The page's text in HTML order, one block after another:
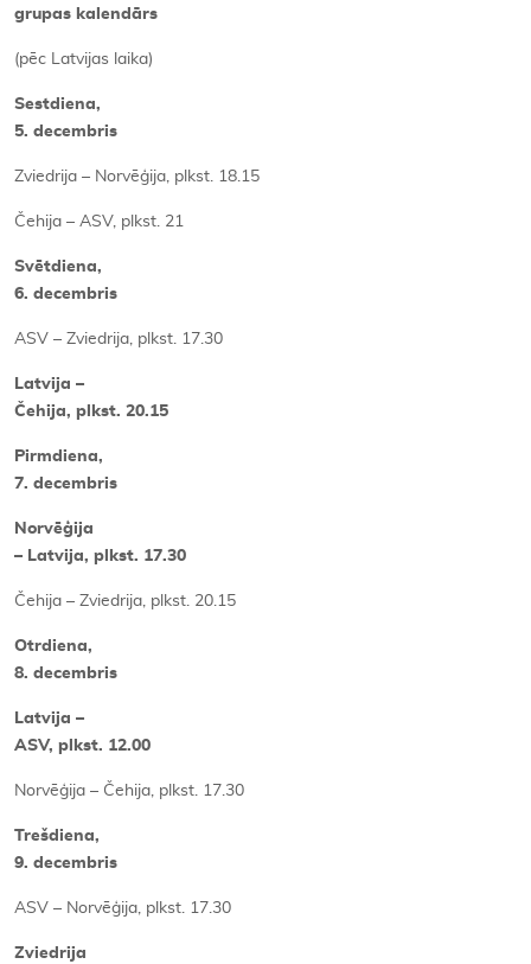
grupas kalendārs
(pēc Latvijas laika)
Sestdiena,
5. decembris
Zviedrija – Norvēģija, plkst. 18.15
Čehija – ASV, plkst. 21
Svētdiena,
6. decembris
ASV – Zviedrija, plkst. 17.30
Latvija –
Čehija, plkst. 20.15
Pirmdiena,
7. decembris
Norvēģija
– Latvija, plkst. 17.30
Čehija – Zviedrija, plkst. 20.15
Otrdiena,
8. decembris
Latvija –
ASV, plkst. 12.00
Norvēģija – Čehija, plkst. 17.30
Trešdiena,
9. decembris
ASV – Norvēģija, plkst. 17.30
Zviedrija